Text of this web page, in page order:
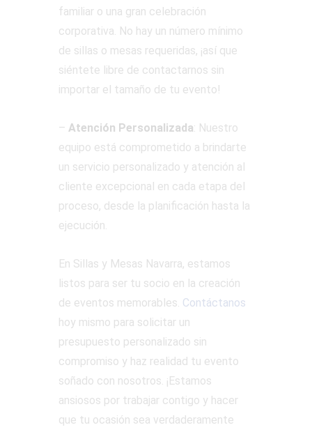
familiar o una gran celebración
corporativa. No hay un número mínimo
de sillas o mesas requeridas, ¡así que
siéntete libre de contactarnos sin
importar el tamaño de tu evento!
– Atención Personalizada: Nuestro
equipo está comprometido a brindarte
un servicio personalizado y atención al
cliente excepcional en cada etapa del
proceso, desde la planificación hasta la
ejecución.
En Sillas y Mesas Navarra, estamos
listos para ser tu socio en la creación
de eventos memorables. Contáctanos
hoy mismo para solicitar un
presupuesto personalizado sin
compromiso y haz realidad tu evento
soñado con nosotros. ¡Estamos
ansiosos por trabajar contigo y hacer
que tu ocasión sea verdaderamente